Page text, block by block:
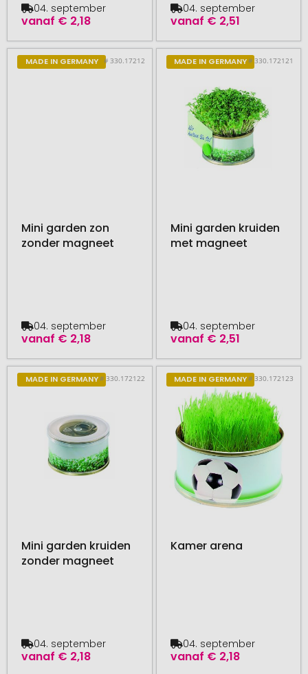
vanaf € 2,18
04. september
vanaf € 2,51
04. september
MADE IN GERMANY # 330.17212
Mini garden zon
zonder magneet
vanaf € 2,18
04. september
MADE IN GERMANY# 330.172121
Mini garden kruiden
met magneet
vanaf € 2,51
04. september
MADE IN GERMANY# 330.172122
Mini garden kruiden
zonder magneet
vanaf € 2,18
04. september
MADE IN GERMANY# 330.172123
Kamer arena
vanaf € 2,18
04. september